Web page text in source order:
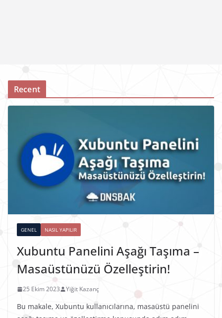
Recent
GENEL NASIL YAPILIR
Xubuntu Panelini Aşağı Taşıma –
Masaüstünüzü Özelleştirin!
25 Ekim 2023 Yiğit Kazanç
Bu makale, Xubuntu kullanıcılarına, masaüstü panelini